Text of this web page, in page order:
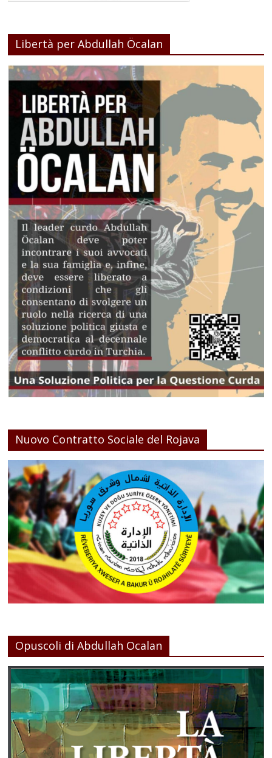
Libertà per Abdullah Öcalan
Nuovo Contratto Sociale del Rojava
Opuscoli di Abdullah Ocalan